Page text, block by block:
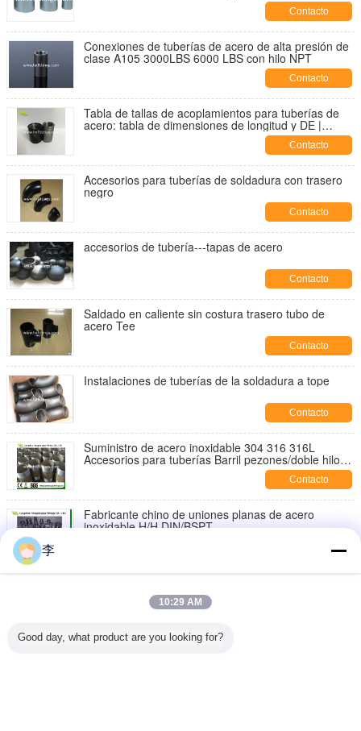
Contacto
Conexiones de tuberías de acero de alta presión de
clase A105 3000LBS 6000 LBS con hilo NPT
Contacto
Tabla de tallas de acoplamientos para tuberías de
acero: tabla de dimensiones de longitud y DE |
Contacto
Accesorios para tuberías de soldadura con trasero
negro
Contacto
accesorios de tubería---tapas de acero
Contacto
Saldado en caliente sin costura trasero tubo de
acero Tee
Contacto
Instalaciones de tuberías de la soldadura a tope
Contacto
Suministro de acero inoxidable 304 316 316L
Accesorios para tuberías Barril pezones/doble hilo
Contacto
Fabricante chino de uniones planas de acero
inoxidable H/H DIN/BSPT
de acero inoxidable en ambos extremos, niples de
tubería de acero inoxidable
Casquillo hexagonal de acero inoxidable
李
10:29 AM
Good day, what product are you looking for?